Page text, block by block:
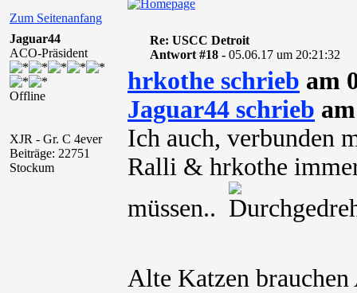
Zum Seitenanfang
Jaguar44
ACO-Präsident
Offline
XJR - Gr. C 4ever
Beiträge: 22751
Stockum
Re: USCC Detroit
Antwort #18 - 05.06.17 um 20:21:32
hrkothe schrieb am
Jaguar44 schrieb
Ich auch, verbunden
Ralli & hrkothe
müssen..
Alte Katzen